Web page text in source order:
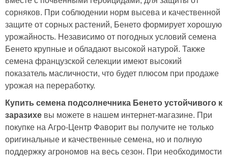
сорняков. При соблюдении норм высева и качественной
защите от сорных растений, Бенето формирует хорошую
урожайность. Независимо от погодных условий семена
Бенето крупные и обладают высокой натурой. Также
семена французской селекции имеют высокий
показатель масличности, что будет плюсом при продаже
урожая на переработку.
Купить семена подсолнечника Бенето устойчивого к
заразихе вы можете в нашем интернет-магазине. При
покупке на Агро-Центр Фаворит вы получите не только
оригинальные и качественные семена, но и полную
поддержку агрономов на весь сезон. При необходимости